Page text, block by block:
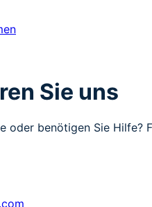
Sie uns
oder benötigen Sie Hilfe?